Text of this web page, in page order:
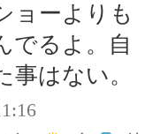
ョーよりも
でるよ。自
事はない。